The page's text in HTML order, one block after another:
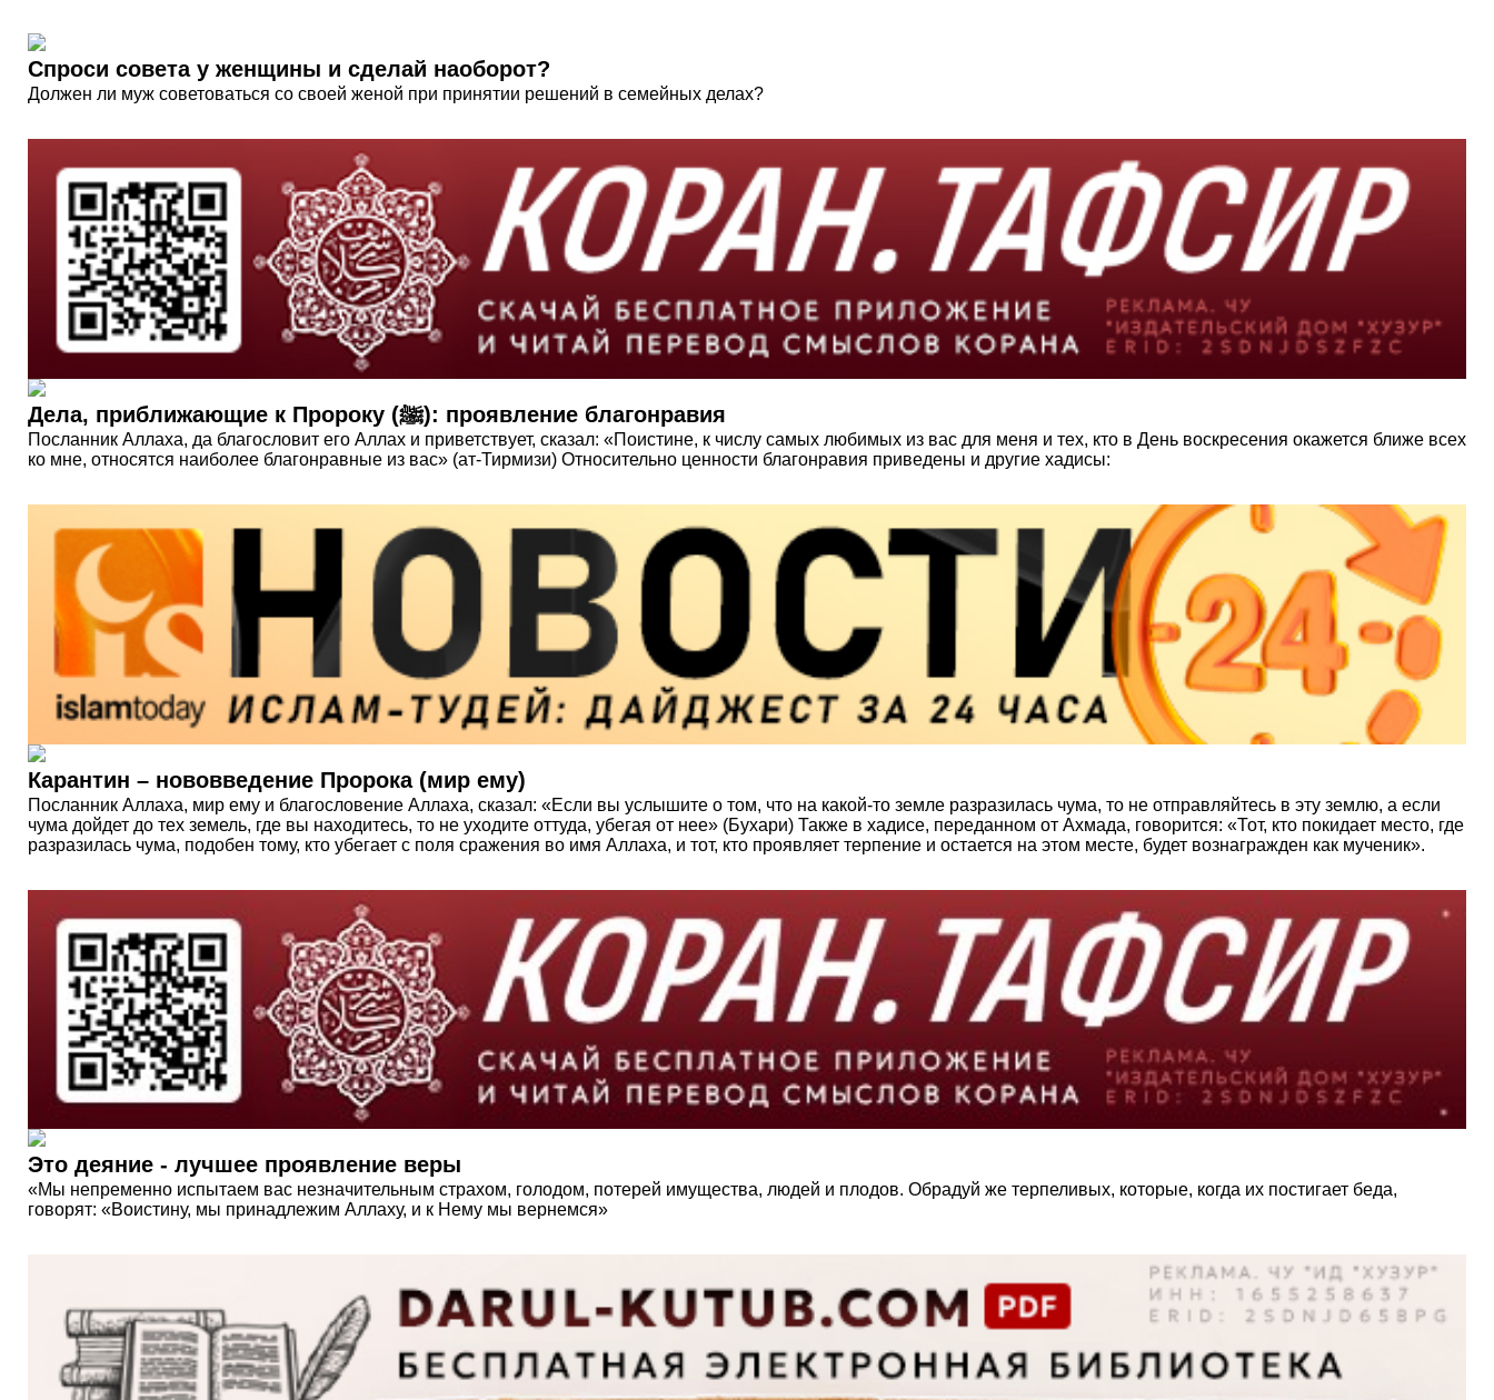
Спроси совета у женщины и сделай наоборот?
Должен ли муж советоваться со своей женой при принятии решений в семейных делах?
Дела, приближающие к Пророку (ﷺ): проявление благонравия
Посланник Аллаха, да благословит его Аллах и приветствует, сказал: «Поистине, к числу самых любимых из вас для меня и тех, кто в День воскресения окажется ближе всех
ко мне, относятся наиболее благонравные из вас» (ат-Тирмизи) Относительно ценности благонравия приведены и другие хадисы:
Карантин – нововведение Пророка (мир ему)
Посланник Аллаха, мир ему и благословение Аллаха, сказал: «Если вы услышите о том, что на какой-то земле разразилась чума, то не отправляйтесь в эту землю, а если
чума дойдет до тех земель, где вы находитесь, то не уходите оттуда, убегая от нее» (Бухари) Также в хадисе, переданном от Ахмада, говорится: «Тот, кто покидает место, где
разразилась чума, подобен тому, кто убегает с поля сражения во имя Аллаха, и тот, кто проявляет терпение и остается на этом месте, будет вознагражден как мученик».
Это деяние - лучшее проявление веры
«Мы непременно испытаем вас незначительным страхом, голодом, потерей имущества, людей и плодов. Обрадуй же терпеливых, которые, когда их постигает беда,
говорят: «Воистину, мы принадлежим Аллаху, и к Нему мы вернемся»